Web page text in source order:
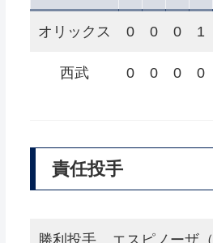
オリックス 0 0 0 1
西武 0 0 0 0
責任投手